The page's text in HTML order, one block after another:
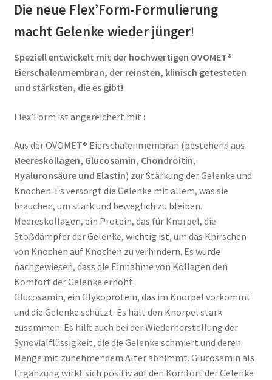
Die neue Flex’Form-Formulierung
macht Gelenke wieder jünger!
Speziell entwickelt mit der hochwertigen OVOMET®
Eierschalenmembran, der reinsten, klinisch getesteten
und stärksten, die es gibt!
Flex’Form ist angereichert mit :
Aus der OVOMET® Eierschalenmembran (bestehend aus
Meereskollagen, Glucosamin, Chondroitin,
Hyaluronsäure und Elastin) zur Stärkung der Gelenke und
Knochen. Es versorgt die Gelenke mit allem, was sie
brauchen, um stark und beweglich zu bleiben.
Meereskollagen, ein Protein, das für Knorpel, die
Stoßdämpfer der Gelenke, wichtig ist, um das Knirschen
von Knochen auf Knochen zu verhindern. Es wurde
nachgewiesen, dass die Einnahme von Kollagen den
Komfort der Gelenke erhöht.
Glucosamin, ein Glykoprotein, das im Knorpel vorkommt
und die Gelenke schützt. Es hält den Knorpel stark
zusammen. Es hilft auch bei der Wiederherstellung der
Synovialflüssigkeit, die die Gelenke schmiert und deren
Menge mit zunehmendem Alter abnimmt. Glucosamin als
Ergänzung wirkt sich positiv auf den Komfort der Gelenke